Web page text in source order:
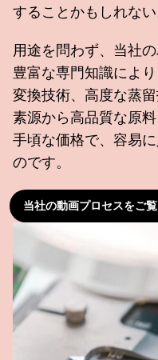
することかもしれない
用途を問わず、当社
豊富な専門知識によ
変換技術、高度な蒸
素源から高品質な原
手頃な価格で、容易
のです。
当社の動画プロセスをご